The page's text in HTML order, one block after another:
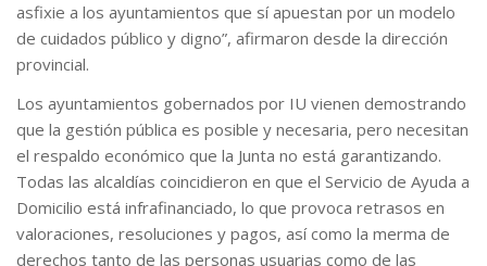
asfixie a los ayuntamientos que sí apuestan por un modelo
de cuidados público y digno”, afirmaron desde la dirección
provincial.
Los ayuntamientos gobernados por IU vienen demostrando
que la gestión pública es posible y necesaria, pero necesitan
el respaldo económico que la Junta no está garantizando.
Todas las alcaldías coincidieron en que el Servicio de Ayuda a
Domicilio está infrafinanciado, lo que provoca retrasos en
valoraciones, resoluciones y pagos, así como la merma de
derechos tanto de las personas usuarias como de las